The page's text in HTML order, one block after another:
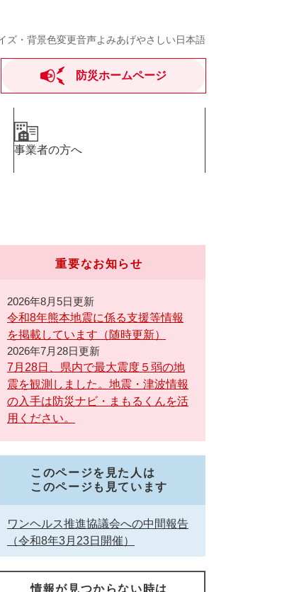
ズ・背景色変更音声よみあげやさしい日本語
防災ホームページ
事業者の方へ
重要なお知らせ
2026年8月5日更新
令和8年熊本地震に係る支援等情報
を掲載しています（随時更新）
2026年7月28日更新
7月28日、県内で最大震度５弱の地
震を観測しました。地震・津波情報
の入手は防災ナビ・まもるくんを活
用ください。
このページを見た人は
このページも見ています
ワンヘルス推進協議会への中間報告
（令和8年3月23日開催）
情報が見つからない時は